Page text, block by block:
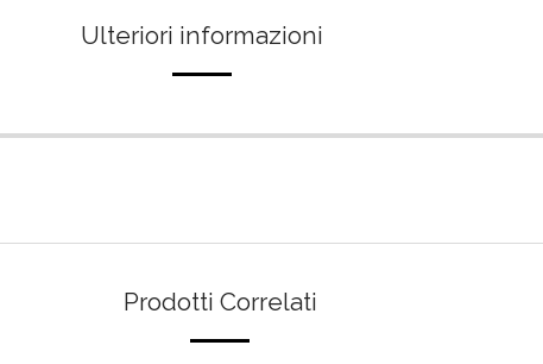
Ulteriori informazioni
Prodotti Correlati